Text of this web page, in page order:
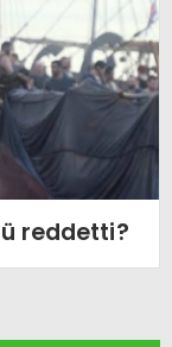
reddetti?